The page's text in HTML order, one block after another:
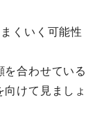
くいく可能性
合わせている
けて見ましょ